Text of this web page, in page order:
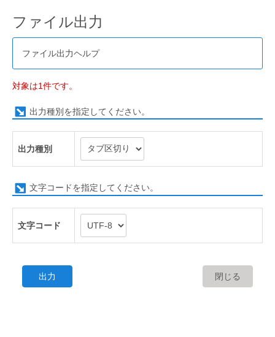
ファイル出力
ファイル出力ヘルプ
対象は1件です。
出力種別を指定してください。
出力種別
文字コードを指定してください。
文字コード